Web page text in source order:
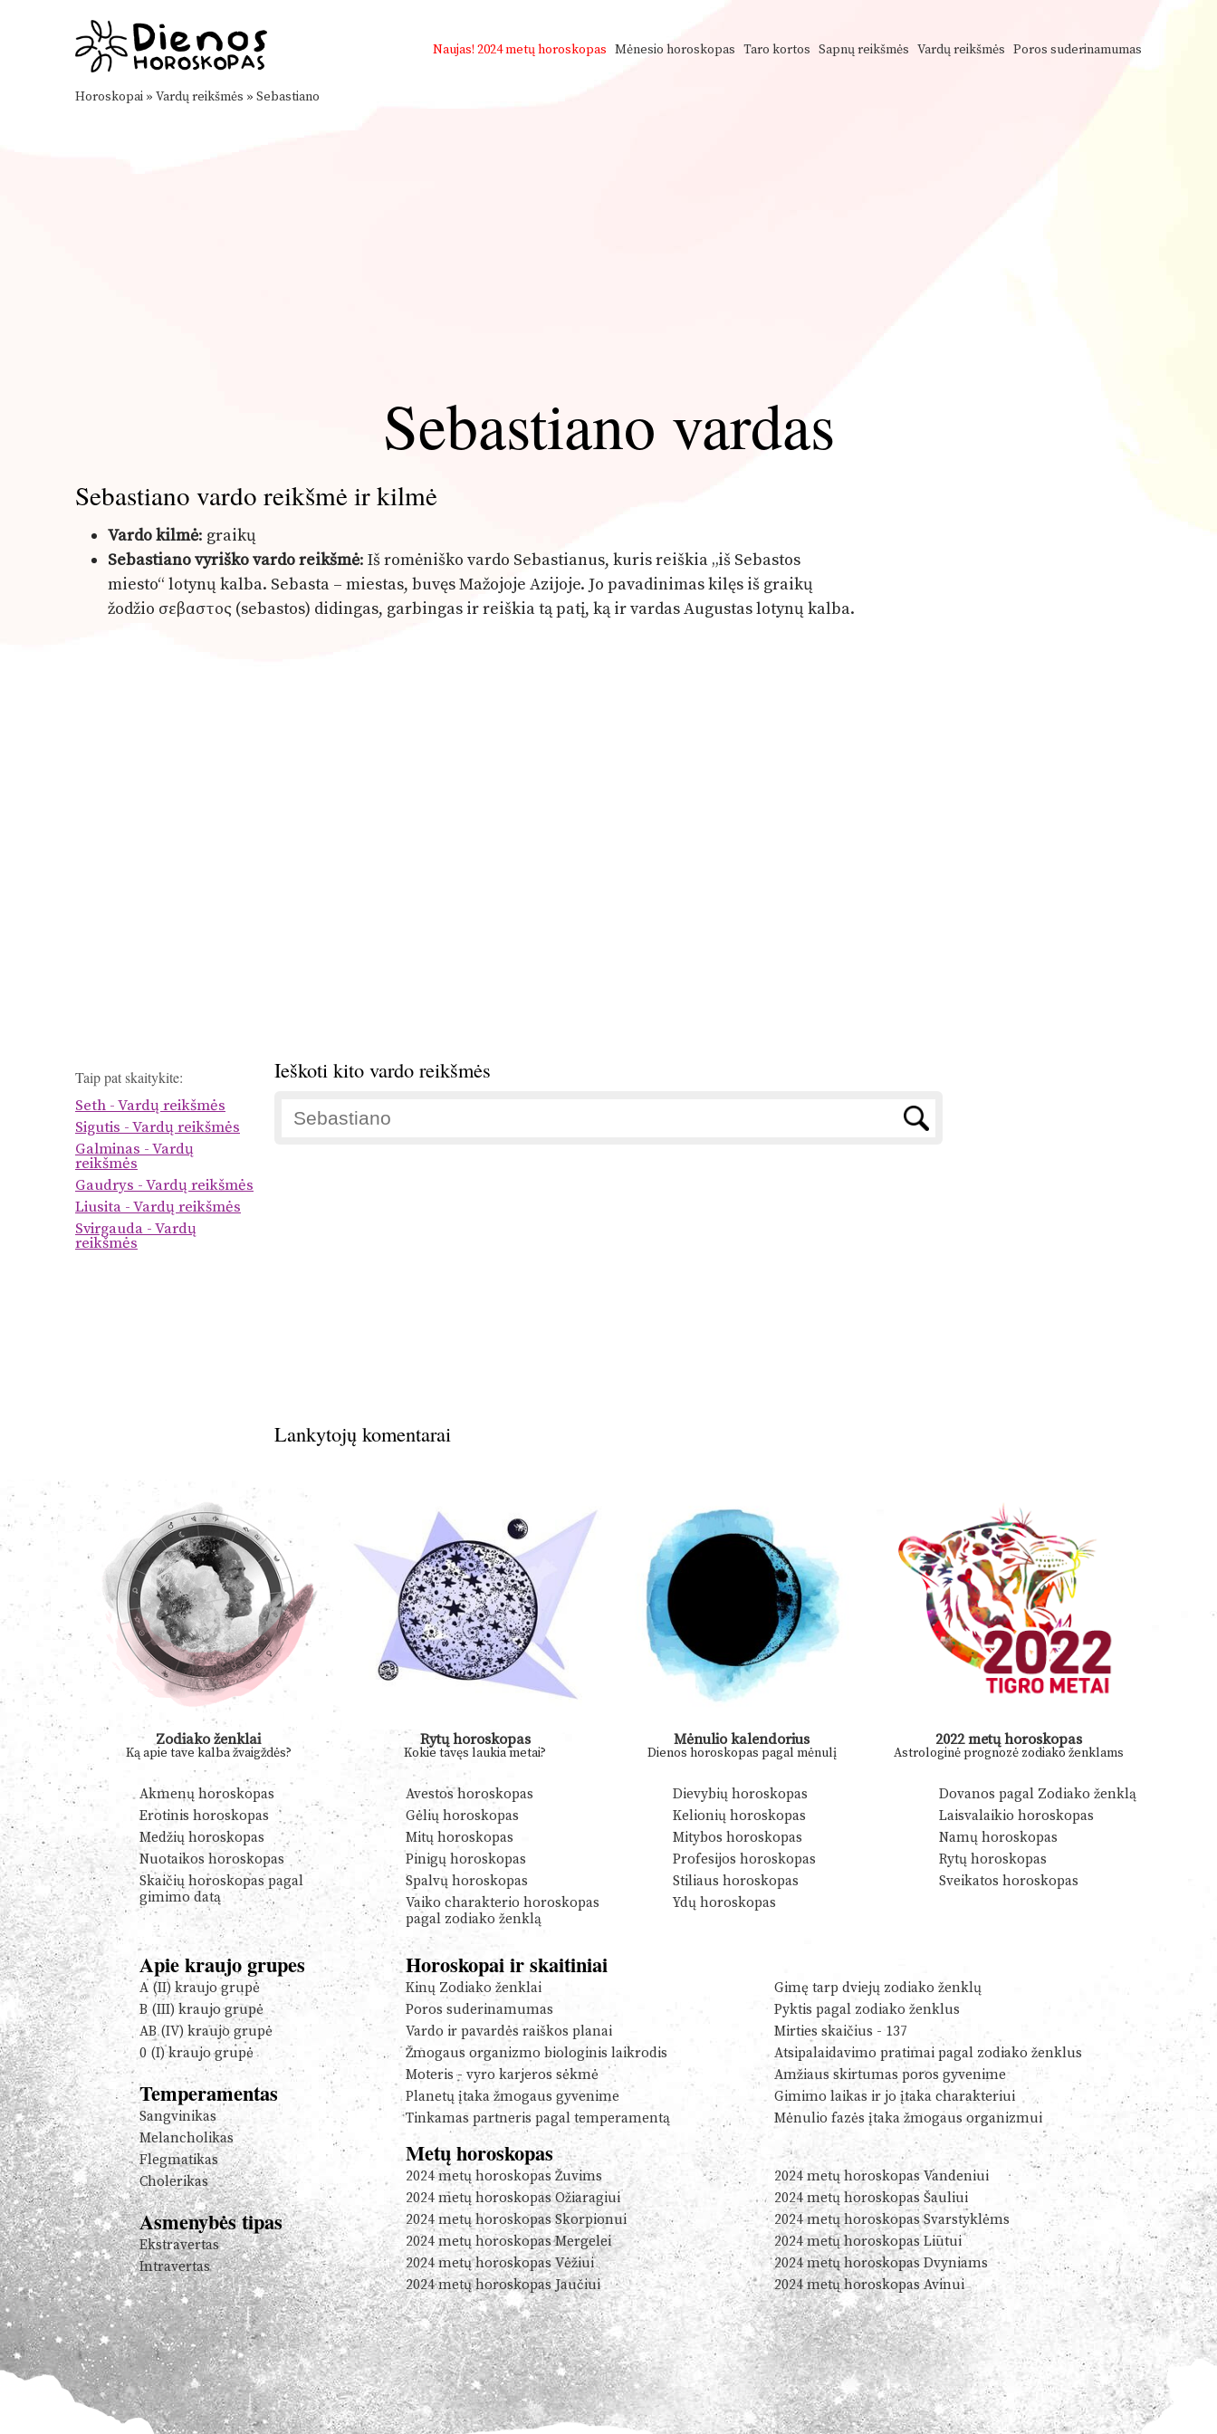
Naujas! 2024 metų horoskopas Mėnesio horoskopas Taro kortos Sapnų reikšmės Vardų reikšmės Poros suderinamumas
Horoskopai » Vardų reikšmės » Sebastiano
Sebastiano vardas
Sebastiano vardo reikšmė ir kilmė
Vardo kilmė: graikų
Sebastiano vyriško vardo reikšmė: Iš romėniško vardo Sebastianus, kuris reiškia „iš Sebastos
miesto“ lotynų kalba. Sebasta – miestas, buvęs Mažojoje Azijoje. Jo pavadinimas kilęs iš graikų
žodžio σεβαστος (sebastos) didingas, garbingas ir reiškia tą patį, ką ir vardas Augustas lotynų kalba.
Taip pat skaitykite:
Seth - Vardų reikšmės
Sigutis - Vardų reikšmės
Galminas - Vardų
reikšmės
Gaudrys - Vardų reikšmės
Liusita - Vardų reikšmės
Svirgauda - Vardų
reikšmės
Ieškoti kito vardo reikšmės
Lankytojų komentarai
Zodiako ženklai
Ką apie tave kalba žvaigždės?
Rytų horoskopas
Kokie tavęs laukia metai?
Mėnulio kalendorius
Dienos horoskopas pagal mėnulį
2022 metų horoskopas
Astrologinė prognozė zodiako ženklams
Akmenų horoskopas Avestos horoskopas Dievybių horoskopas
Dovanos pagal Zodiako ženklą
Erotinis horoskopas
Gėlių horoskopas Kelionių horoskopas
Laisvalaikio horoskopas
Medžių horoskopas
Mitų horoskopas Mitybos horoskopas
Namų horoskopas
Nuotaikos horoskopas
Pinigų horoskopas Profesijos horoskopas
Rytų horoskopas
Skaičių horoskopas pagal
gimimo datą
Spalvų horoskopas Stiliaus horoskopas
Sveikatos horoskopas
Vaiko charakterio horoskopas
pagal zodiako ženklą
Ydų horoskopas
Apie kraujo grupes
A (II) kraujo grupė
B (III) kraujo grupė
AB (IV) kraujo grupė
0 (I) kraujo grupė
Temperamentas
Sangvinikas
Melancholikas
Flegmatikas
Cholerikas
Asmenybės tipas
Ekstravertas
Intravertas
Horoskopai ir skaitiniai
Kinų Zodiako ženklai
Gimę tarp dviejų zodiako ženklų
Poros suderinamumas
Pyktis pagal zodiako ženklus
Vardo ir pavardės raiškos planai
Mirties skaičius - 137
Žmogaus organizmo biologinis laikrodis
Atsipalaidavimo pratimai pagal zodiako ženklus
Moteris - vyro karjeros sėkmė
Amžiaus skirtumas poros gyvenime
Planetų įtaka žmogaus gyvenime
Gimimo laikas ir jo įtaka charakteriui
Tinkamas partneris pagal temperamentą
Mėnulio fazės įtaka žmogaus organizmui
Metų horoskopas
2024 metų horoskopas Žuvims
2024 metų horoskopas Vandeniui
2024 metų horoskopas Ožiaragiui
2024 metų horoskopas Šauliui
2024 metų horoskopas Skorpionui
2024 metų horoskopas Svarstyklėms
2024 metų horoskopas Mergelei
2024 metų horoskopas Liūtui
2024 metų horoskopas Vėžiui
2024 metų horoskopas Dvyniams
2024 metų horoskopas Jaučiui
2024 metų horoskopas Avinui